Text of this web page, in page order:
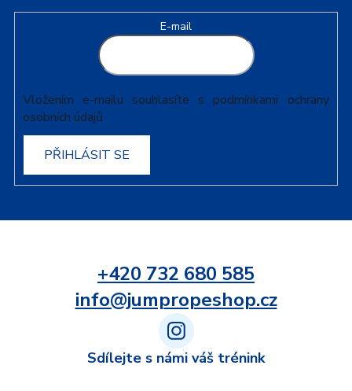
E-mail
Vložením e-mailu souhlasíte s podmínkami ochrany
osobních údajů
PŘIHLÁSIT SE
+420 732 680 585
info@jumpropeshop.cz
Sdílejte s námi váš trénink